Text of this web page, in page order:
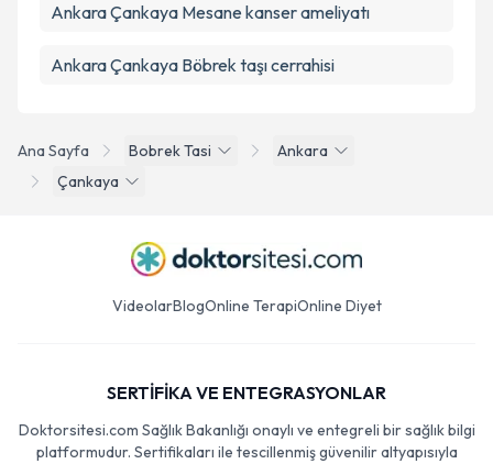
Ana Sayfa Bobrek Tasi
Ankara
Çankaya
Ankara Çankaya Mesane kanser ameliyatı
Ankara Çankaya Böbrek taşı cerrahisi
VideolarBlogOnline TerapiOnline Diyet
SERTİFİKA VE ENTEGRASYONLAR
Doktorsitesi.com Sağlık Bakanlığı onaylı ve entegreli bir sağlık bilgi
platformudur. Sertifikaları ile tescillenmiş güvenilir altyapısıyla